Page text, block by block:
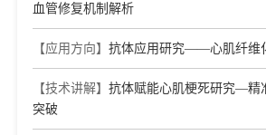
血管修复机制解析
【应用方向】 抗体应用研究——心肌纤维
【技术讲解】 抗体赋能心肌梗死研究—精
突破